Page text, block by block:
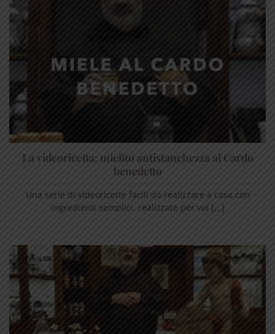
La videoricetta: mielito antistanchezza al Cardo
benedetto
Una serie di videoricette facili da realizzare a casa con
ingredienti semplici, realizzate per voi [...]